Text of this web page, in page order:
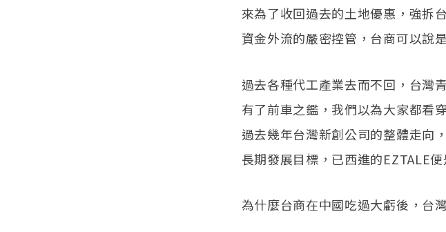
來為了收回過去的土地優惠，強拆
資金外流的嚴密控管，台商可以說
過去各種代工產業去而不回，台灣
有了前車之鑑，我們以為大家都看
過去幾年台灣新創公司的整體走向
長期發展目標，已西進的EZTALE便
為什麼台商在中國吃過大虧後，台